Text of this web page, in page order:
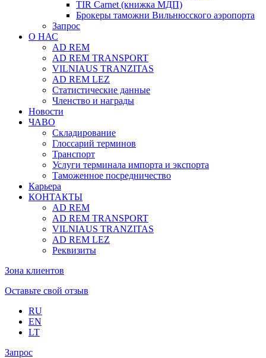
TIR Carnet (книжка МДП)
Брокеры таможни Вильнюсского аэропорта
Запрос
О НАС
AD REM
AD REM TRANSPORT
VILNIAUS TRANZITAS
AD REM LEZ
Статистические данные
Членство и награды
Новости
ЧАВО
Складирование
Глоссарий терминов
Транспорт
Услуги терминала импорта и экспорта
Таможенное посредничество
Карьера
КОНТАКТЫ
AD REM
AD REM TRANSPORT
VILNIAUS TRANZITAS
AD REM LEZ
Реквизиты
Зона клиентов
Оставьте свой отзыв
RU
EN
LT
Запрос